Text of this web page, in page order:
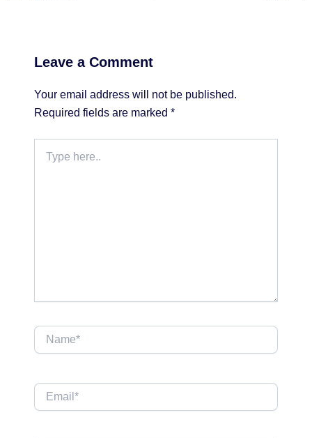
Leave a Comment
Your email address will not be published.
Required fields are marked *
here..
Name*
Email*